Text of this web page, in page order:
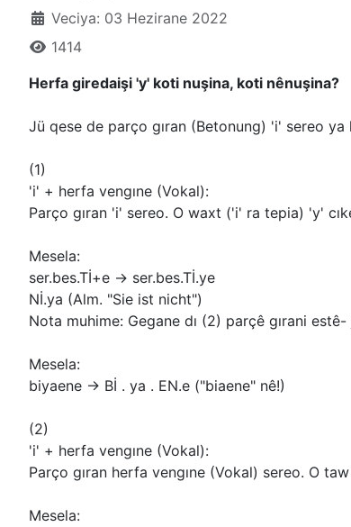
Veciya: 03 Hezirane 2022
1414
Herfa giredaişi 'y' koti nuşina, koti nênuşina?
Jü qese de parço gıran (Betonung) 'i' sereo
(1)
'i' + herfa vengıne (Vokal):
Parço gıran 'i' sereo. O waxt ('i' ra tepia) 'y'
Mesela:
ser.bes.Tİ+e -> ser.bes.Tİ.ye
Nİ.ya (Alm. "Sie ist nicht")
Nota muhime: Gegane dı (2) parçê gırani
Mesela:
biyaene -> Bİ . ya . EN.e ("biaene" nê!)
(2)
'i' + herfa vengıne (Vokal):
Parço gıran herfa vengıne (Vokal) sereo. O
Mesela: